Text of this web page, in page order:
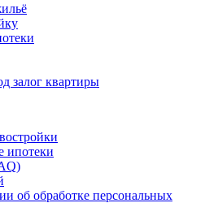
залог квартиры
ипотеки
об обработке персональных